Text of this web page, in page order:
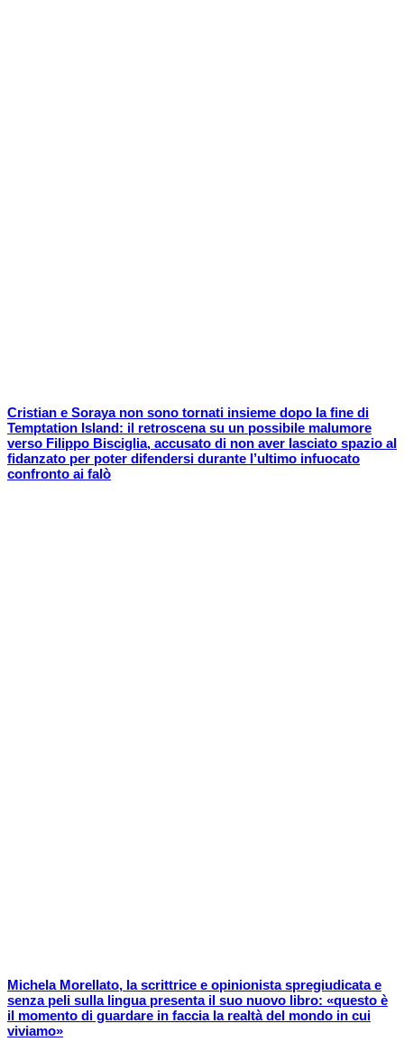
Cristian e Soraya non sono tornati insieme dopo la fine di
Temptation Island: il retroscena su un possibile malumore
verso Filippo Bisciglia, accusato di non aver lasciato spazio al
fidanzato per poter difendersi durante l’ultimo infuocato
confronto ai falò
Michela Morellato, la scrittrice e opinionista spregiudicata e
senza peli sulla lingua presenta il suo nuovo libro: «questo è
il momento di guardare in faccia la realtà del mondo in cui
viviamo»